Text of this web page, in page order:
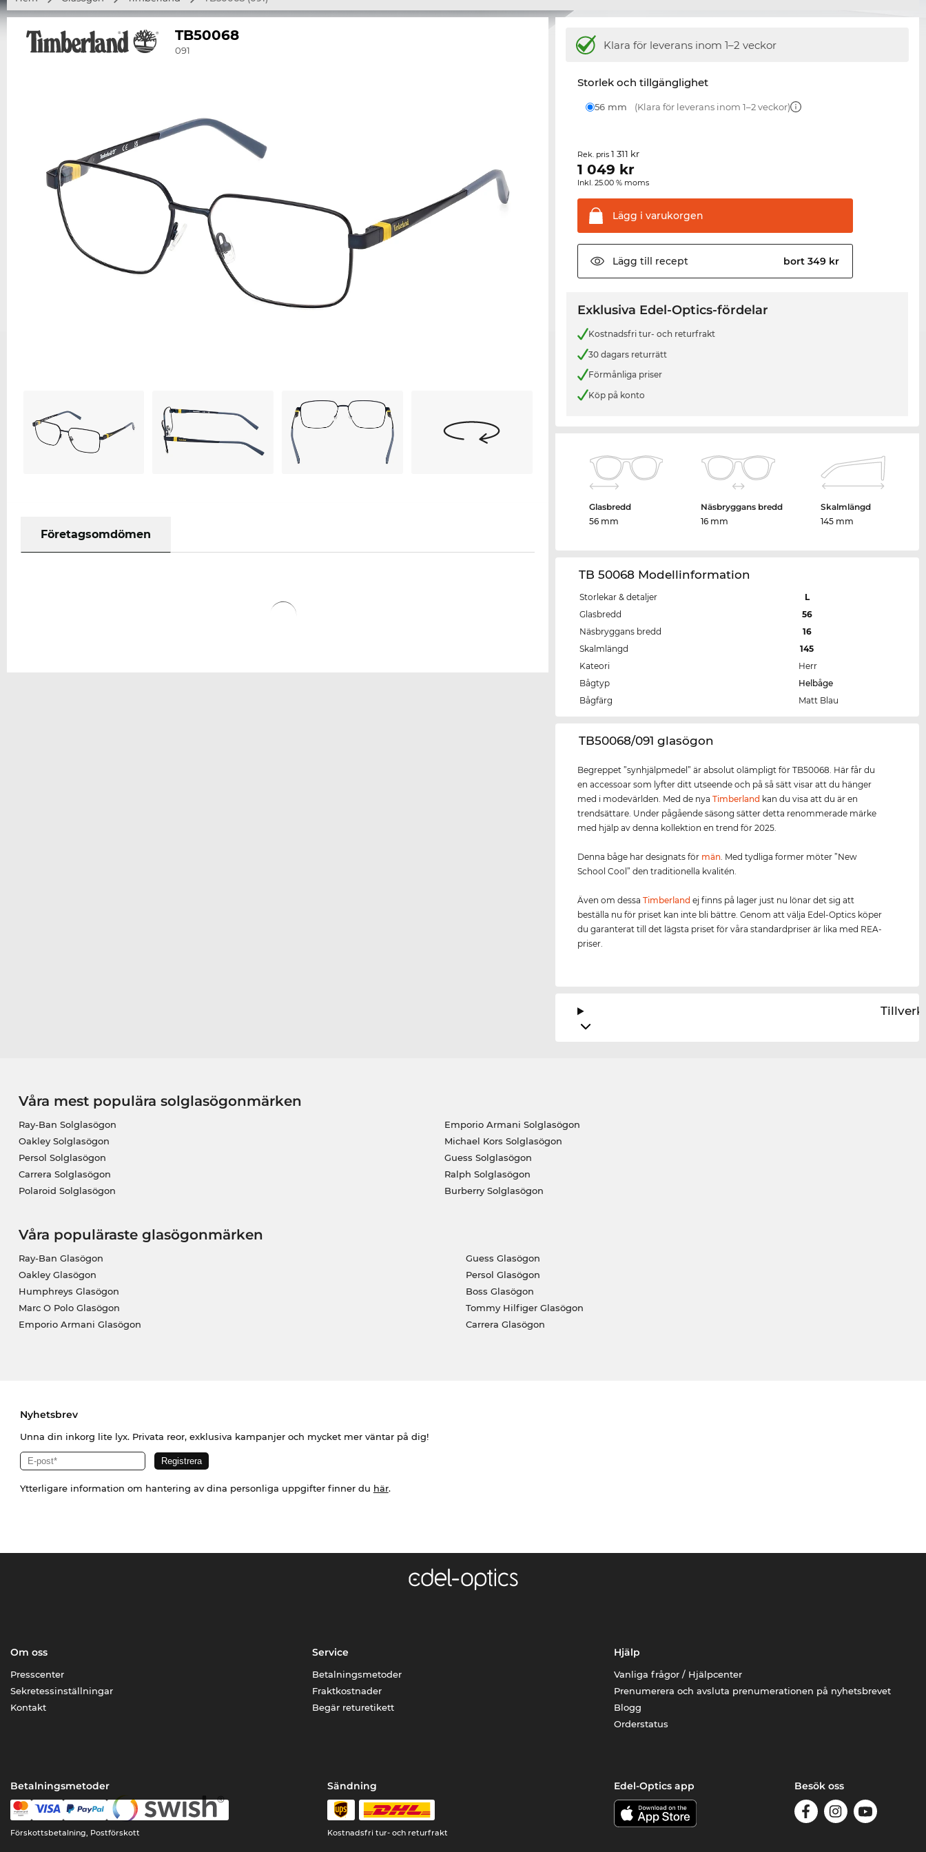
TB50068
091
Företagsomdömen
Klara för leverans inom 1–2 veckor
Storlek och tillgänglighet
56 mm (Klara för leverans inom 1–2 veckor)
Rek. pris1 311 kr
1 049 kr
Inkl. 25.00 % moms
Lägg i varukorgen
Lägg till recept bort 349 kr
Exklusiva Edel-Optics-fördelar
Kostnadsfri tur- och returfrakt
30 dagars returrätt
Förmånliga priser
Köp på konto
Glasbredd
56 mm
Näsbryggans bredd
16 mm
Skalmlängd
145 mm
TB 50068 Modellinformation
Storlekar & detaljer
L
Glasbredd
56
Näsbryggans bredd
16
Skalmlängd
145
Kateori
Herr
Bågtyp
Helbåge
Bågfärg
Matt Blau
‌TB50068/091 glasögon
Begreppet ”synhjälpmedel” är absolut olämpligt för TB50068. Här får du
en accessoar som lyfter ditt utseende och på så sätt visar att du hänger
med i modevärlden. Med de nyaTimberland kan du visa att du är en
trendsättare. Under pågående säsong sätter detta renommerade märke
med hjälp av denna kollektion en trend för 2025.
Denna båge har designats för män. Med tydliga former möter ”New
School Cool” den traditionella kvalitén.
Även om dessaTimberland ej finns på lager just nu lönar det sig att
beställa nu för priset kan inte bli bättre. Genom att välja Edel-Optics köper
du garanterat till det lägsta priset för våra standardpriser är lika med REA-
priser.
Våra mest populära solglasögonmärken
Ray-Ban Solglasögon
Oakley Solglasögon
Persol Solglasögon
Carrera Solglasögon
Polaroid Solglasögon
Emporio Armani Solglasögon
Michael Kors Solglasögon
Guess Solglasögon
Ralph Solglasögon
Burberry Solglasögon
Våra populäraste glasögonmärken
Ray-Ban Glasögon
Oakley Glasögon
Humphreys Glasögon
Marc O Polo Glasögon
Emporio Armani Glasögon
Guess Glasögon
Persol Glasögon
Boss Glasögon
Tommy Hilfiger Glasögon
Carrera Glasögon
Nyhetsbrev
Unna din inkorg lite lyx. Privata reor, exklusiva kampanjer och mycket mer väntar på dig!
Ytterligare information om hantering av dina personliga uppgifter finner du här.
Om oss
Presscenter
Sekretessinställningar
Kontakt
Service
Betalningsmetoder
Fraktkostnader
Begär returetikett
Hjälp
Vanliga frågor / Hjälpcenter
Prenumerera och avsluta prenumerationen på nyhetsbrevet
Blogg
Orderstatus
Betalningsmetoder
Förskottsbetalning, Postförskott
Sändning
Kostnadsfri tur- och returfrakt
Edel-Optics app Besök oss